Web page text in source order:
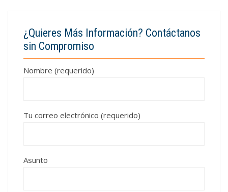
¿Quieres Más Información? Contáctanos
sin Compromiso
Nombre (requerido)
Tu correo electrónico (requerido)
Asunto